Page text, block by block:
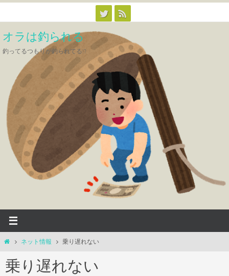
ン
テ
ン
ッ
オラは釣られる
釣ってるつもりが釣られてる!?
ホ
ム
ネット情報 乗り遅れない
乗り遅れない